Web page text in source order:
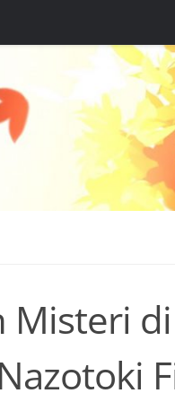
Misteri